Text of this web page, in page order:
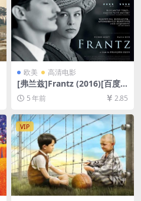
欧美 高清电影
[弗兰兹]Frantz (2016)[百度
网盘+迅雷云盘资源1080P超
清未删减][MP4/7.2GB][中英
5 年前 2.85
VIP